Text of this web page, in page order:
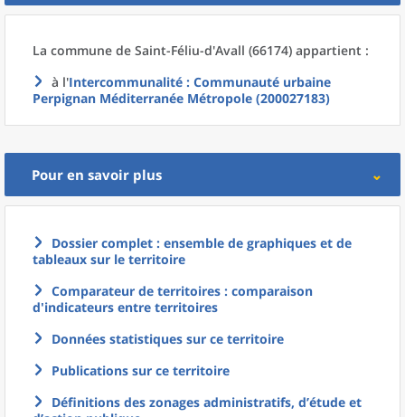
La commune de Saint-Féliu-d'Avall (66174) appartient :
à l'Intercommunalité : Communauté urbaine
Perpignan Méditerranée Métropole (200027183)
Pour en savoir plus
Dossier complet : ensemble de graphiques et de
tableaux sur le territoire
Comparateur de territoires : comparaison
d'indicateurs entre territoires
Données statistiques sur ce territoire
Publications sur ce territoire
Définitions des zonages administratifs, d’étude et